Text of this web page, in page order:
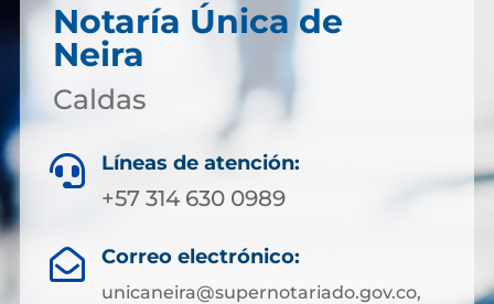
Notaría Única de
Neira
Caldas
 Líneas de atención:
+57 314 630 0989
 Correo electrónico:
unicaneira@supernotariado.gov.co,